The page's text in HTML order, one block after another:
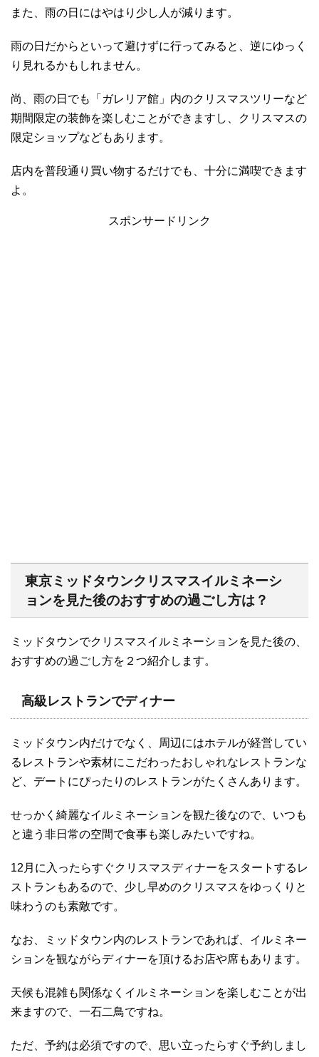
また、雨の日にはやはり少し人が減ります。
雨の日だからといって避けずに行ってみると、逆にゆっく
り見れるかもしれません。
尚、雨の日でも「ガレリア館」内のクリスマスツリーなど
期間限定の装飾を楽しむことができますし、クリスマスの
限定ショップなどもあります。
店内を普段通り買い物するだけでも、十分に満喫できます
よ。
スポンサードリンク
東京ミッドタウンクリスマスイルミネーシ
ョンを見た後のおすすめの過ごし方は？
ミッドタウンでクリスマスイルミネーションを見た後の、
おすすめの過ごし方を２つ紹介します。
高級レストランでディナー
ミッドタウン内だけでなく、周辺にはホテルが経営してい
るレストランや素材にこだわったおしゃれなレストランな
ど、デートにぴったりのレストランがたくさんあります。
せっかく綺麗なイルミネーションを観た後なので、いつも
と違う非日常の空間で食事も楽しみたいですね。
12月に入ったらすぐクリスマスディナーをスタートするレ
ストランもあるので、少し早めのクリスマスをゆっくりと
味わうのも素敵です。
なお、ミッドタウン内のレストランであれば、イルミネー
ションを観ながらディナーを頂けるお店や席もあります。
天候も混雑も関係なくイルミネーションを楽しむことが出
来ますので、一石二鳥ですね。
ただ、予約は必須ですので、思い立ったらすぐ予約しまし